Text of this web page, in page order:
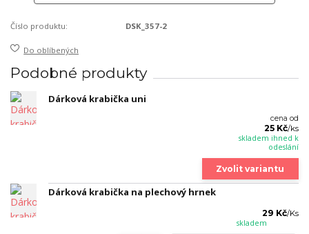
Číslo produktu: DSK_357-2
Do oblíbených
Podobné produkty
Dárková krabička uni
cena od
25 Kč/ks
skladem ihned k
odeslání
Zvolit variantu
Dárková krabička na plechový hrnek
29 Kč/Ks
skladem